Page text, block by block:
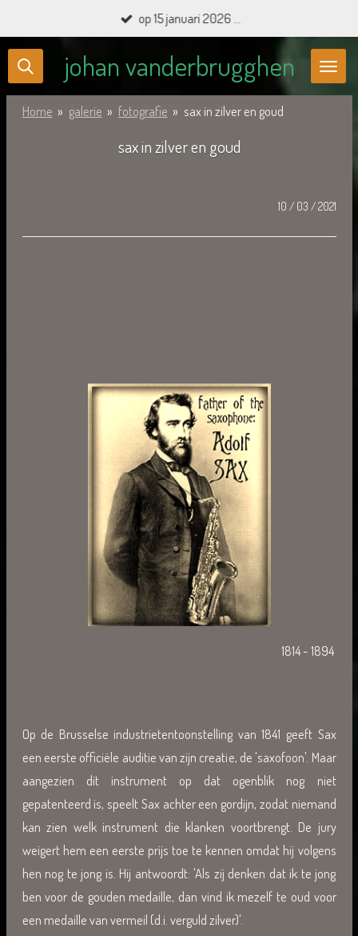
direct
naar
de
hoofdinhoud
johan vanderbrugghen
op 15 januari 2026 ...
Home » galerie » fotografie » sax in zilver en goud
sax in zilver en goud
10 / 03 / 2021
1814 - 1894
Op de Brusselse industrietentoonstelling van 1841 geeft Sax
een eerste officiële auditie van zijn creatie, de 'saxofoon'. Maar
aangezien dit instrument op dat ogenblik nog niet
gepatenteerd is, speelt Sax achter een gordijn, zodat niemand
kan zien welk instrument die klanken voortbrengt. De jury
weigert hem een eerste prijs toe te kennen omdat hij volgens
hen nog te jong is. Hij antwoordt: 'Als zij denken dat ik te jong
ben voor de gouden medaille, dan vind ik mezelf te oud voor
een medaille van vermeil (d.i. verguld zilver)'.